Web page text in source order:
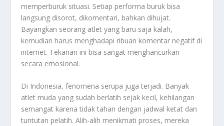
memperburuk situasi. Setiap performa buruk bisa
langsung disorot, dikomentari, bahkan dihujat.
Bayangkan seorang atlet yang baru saja kalah,
kemudian harus menghadapi ribuan komentar negatif di
internet. Tekanan ini bisa sangat menghancurkan
secara emosional.
Di Indonesia, fenomena serupa juga terjadi. Banyak
atlet muda yang sudah berlatih sejak kecil, kehilangan
semangat karena tidak tahan dengan jadwal ketat dan
tuntutan pelatih. Alih-alih menikmati proses, mereka